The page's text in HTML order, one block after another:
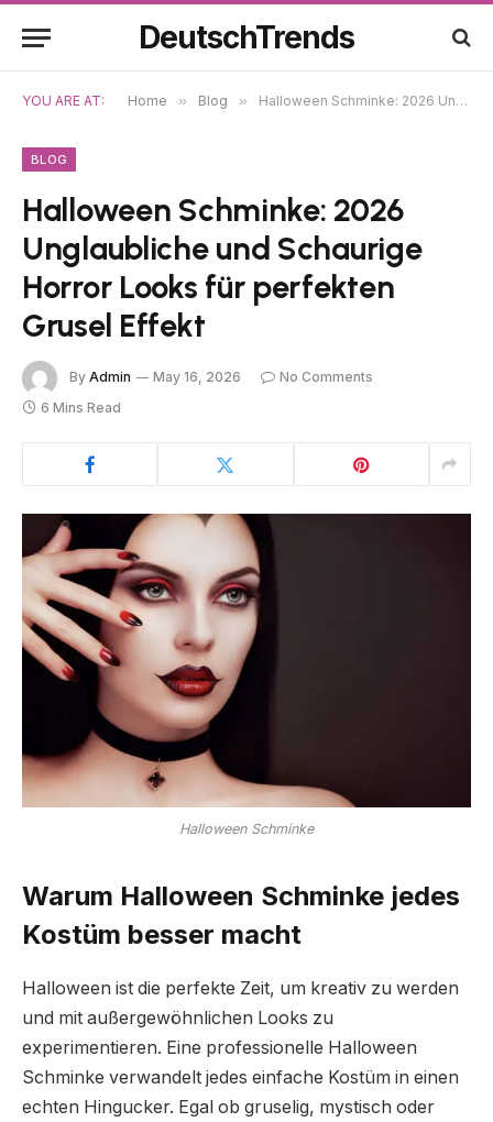
DeutschTrends
YOU ARE AT: Home » Blog » Halloween Schminke: 2026 Unglaubliche und Schaurige Horror Looks für perfekten Grusel Effekt
BLOG
Halloween Schminke: 2026
Unglaubliche und Schaurige
Horror Looks für perfekten
Grusel Effekt
By Admin May 16, 2026
No Comments
6 Mins Read
Halloween Schminke
Warum Halloween Schminke jedes
Kostüm besser macht
Halloween ist die perfekte Zeit, um kreativ zu werden
und mit außergewöhnlichen Looks zu
experimentieren. Eine professionelle Halloween
Schminke verwandelt jedes einfache Kostüm in einen
echten Hingucker. Egal ob gruselig, mystisch oder